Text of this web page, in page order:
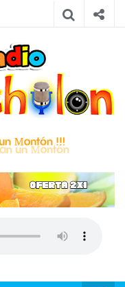
Radio
Vachilon